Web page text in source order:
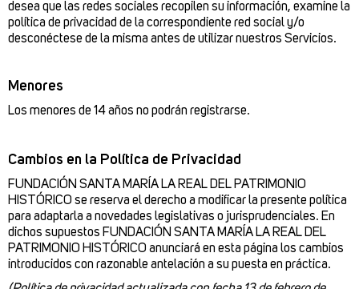
desea que las redes sociales recopilen su información, examine la
política de privacidad de la correspondiente red social y/o
desconéctese de la misma antes de utilizar nuestros Servicios.
Menores
Los menores de 14 años no podrán registrarse.
Cambios en la Política de Privacidad
FUNDACIÓN SANTA MARÍA LA REAL DEL PATRIMONIO
HISTÓRICO se reserva el derecho a modificar la presente política
para adaptarla a novedades legislativas o jurisprudenciales. En
dichos supuestos FUNDACIÓN SANTA MARÍA LA REAL DEL
PATRIMONIO HISTÓRICO anunciará en esta página los cambios
introducidos con razonable antelación a su puesta en práctica.